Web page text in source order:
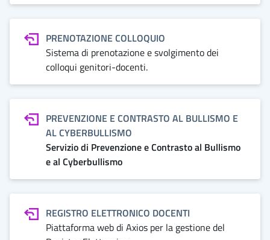
PRENOTAZIONE COLLOQUIO
Sistema di prenotazione e svolgimento dei
colloqui genitori-docenti.
PREVENZIONE E CONTRASTO AL BULLISMO E
AL CYBERBULLISMO
Servizio di Prevenzione e Contrasto al Bullismo
e al Cyberbullismo
REGISTRO ELETTRONICO DOCENTI
Piattaforma web di Axios per la gestione del